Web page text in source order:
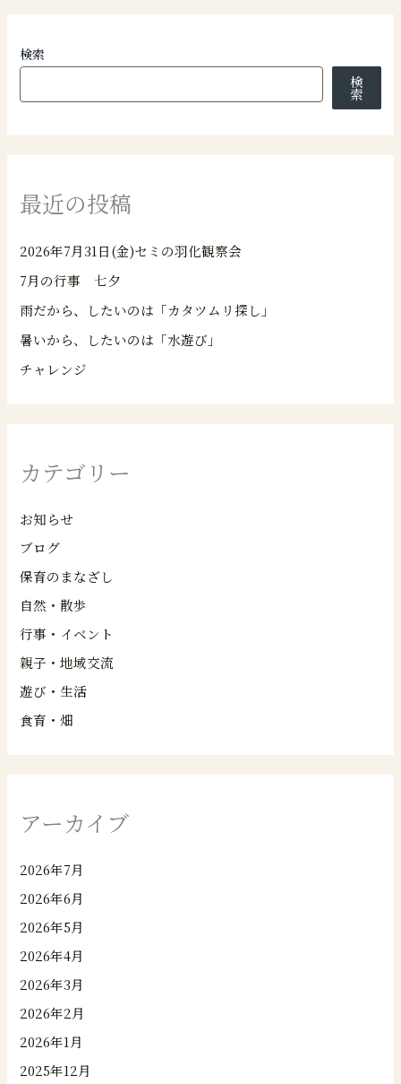
検索
検
索
最近の投稿
2026年7月31日(金)セミの羽化観察会
7月の行事 七夕
雨だから、したいのは「カタツムリ探し」
暑いから、したいのは「水遊び」
チャレンジ
カテゴリー
お知らせ
ブログ
保育のまなざし
自然・散歩
行事・イベント
親子・地域交流
遊び・生活
食育・畑
アーカイブ
2026年7月
2026年6月
2026年5月
2026年4月
2026年3月
2026年2月
2026年1月
2025年12月